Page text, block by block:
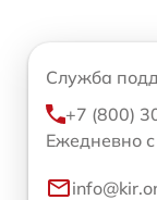
Служба
+7 (800)
Ежедневно